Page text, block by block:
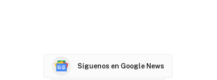
Síguenos en Google News